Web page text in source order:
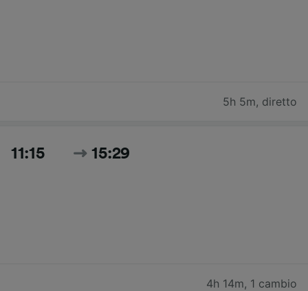
5h 5m, diretto
11:15 15:29
4h 14m, 1 cambio